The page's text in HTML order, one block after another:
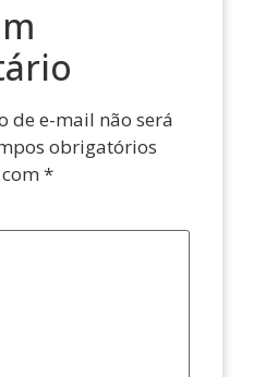
de e-mail não será
obrigatórios
*